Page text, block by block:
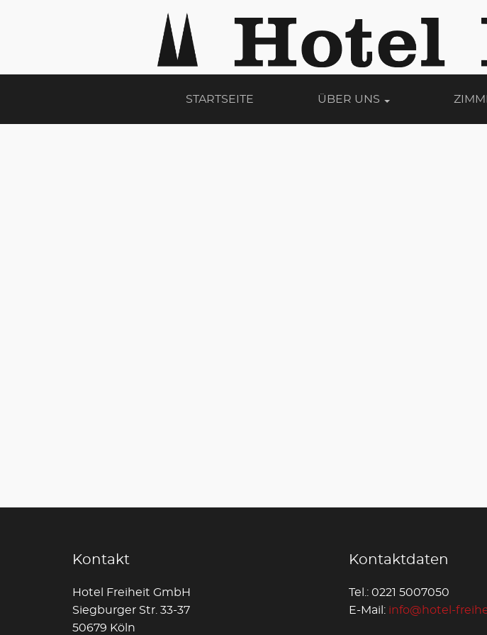
STARTSEITE ÜBER UNS
Kontakt
Hotel Freiheit GmbH
Siegburger Str. 33-37
50679 Köln
Kontaktdaten
Tel.: 0221 5007050
E-Mail: info@hotel-